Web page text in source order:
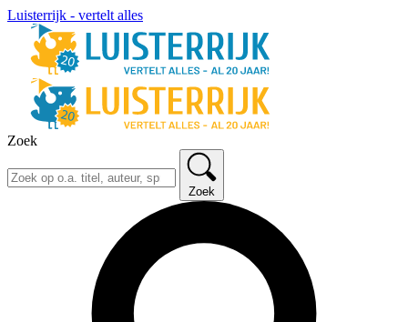
Luisterrijk - vertelt alles
Zoek
Zoek